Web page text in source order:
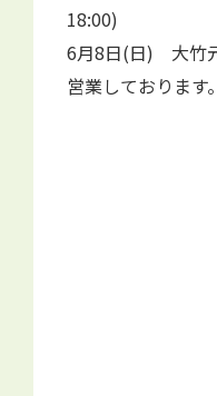
18:00)
6月8日(日) 大
営業しております。